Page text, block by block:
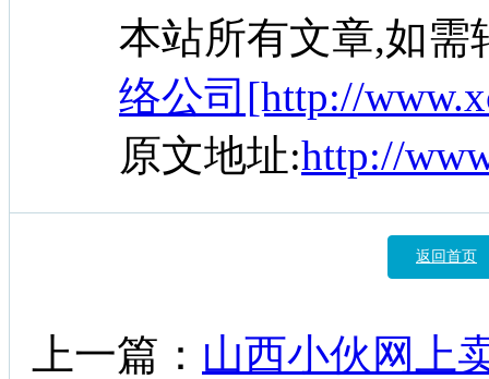
本站所有文章,如需
络公司[http://
原文地址:http://
返回首页
上一篇： 山西小伙网上